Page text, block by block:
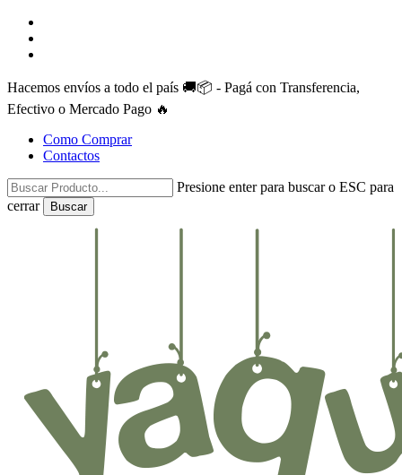
Skip
main
Hacemos envíos a todo el país 🚚📦 - Pagá con Transferencia,
Efectivo o Mercado Pago 🔥
Como Comprar
Contactos
Presione enter para buscar o ESC para
cerrar
Buscar